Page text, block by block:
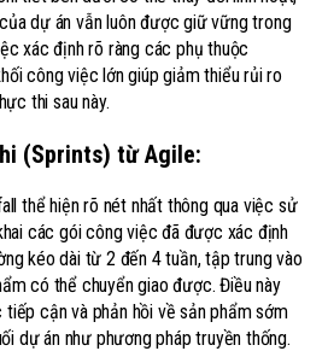
dự án vẫn luôn được giữ vững trong
xác định rõ ràng các phụ thuộc
công việc lớn giúp giảm thiểu rủi ro
thi sau này.
(Sprints) từ Agile:
thể hiện rõ nét nhất thông qua việc sử
các gói công việc đã được xác định
kéo dài từ 2 đến 4 tuần, tập trung vào
có thể chuyển giao được. Điều này
cận và phản hồi về sản phẩm sớm
dự án như phương pháp truyền thống.